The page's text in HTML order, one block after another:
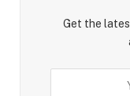
Get the